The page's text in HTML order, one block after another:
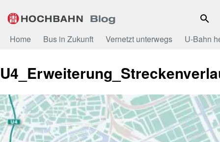
Inhalt
Home Bus in Zukunft Vernetzt unterwegs U-Bahn